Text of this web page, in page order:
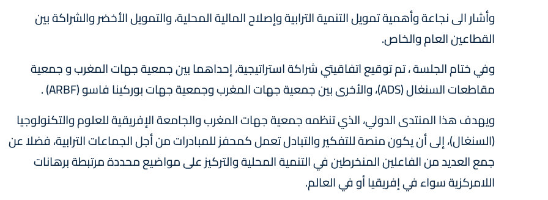
وأشار الى نجاعة وأهمية تمويل التنمية الترابية وإصلاح المالية المحلية، والتمويل الأخضر والشراكة بين
القطاعين العام والخاص.
وفي ختام الجلسة ، تم توقيع اتفاقيتي شراكة استراتيجية، إحداهما بين جمعية جهات المغرب و جمعية
مقاطعات السنغال (ADS)، والأخرى بين جمعية جهات المغرب وجمعية جهات بوركينا فاسو (ARBF) .
ويهدف هذا المنتدى الدولي، الذي تنظمه جمعية جهات المغرب والجامعة الإفريقية للعلوم والتكنولوجيا
(السنغال)، إلى أن يكون منصة للتفكير والتبادل تعمل كمحفز للمبادرات من أجل الجماعات الترابية، فضلا عن
جمع العديد من الفاعلين المنخرطين في التنمية المحلية والتركيز على مواضيع محددة مرتبطة برهانات
اللامركزية سواء في إفريقيا أو في العالم.